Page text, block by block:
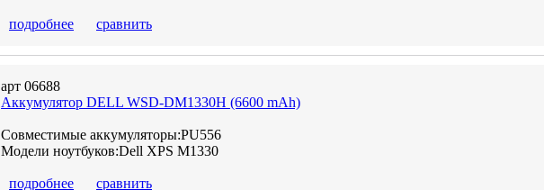
подробнее сравнить
арт 06688
Аккумулятор DELL WSD-DM1330H (6600 mAh)
Совместимые аккумуляторы:PU556
Модели ноутбуков:Dell XPS M1330
подробнее сравнить